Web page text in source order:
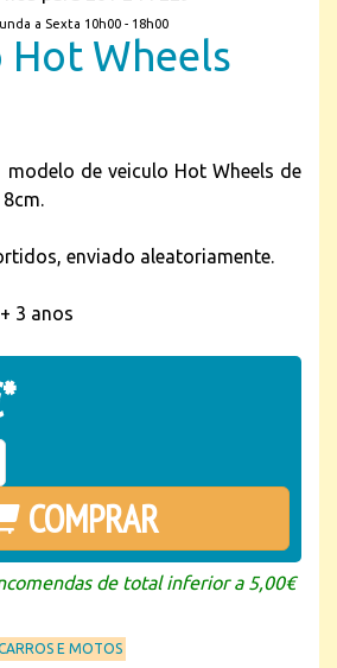
a Sexta 10h00 - 18h00
Hot Wheels
modelo de veiculo Hot Wheels de
enviado aleatoriamente.
3 anos
COMPRAR
de total inferior a 5,00€
E MOTOS